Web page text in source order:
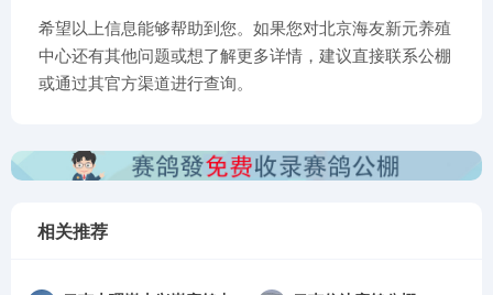
希望以上信息能够帮助到您。如果您对北京海友新元养殖
中心还有其他问题或想了解更多详情，建议直接联系公棚
或通过其官方渠道进行查询。
相关推荐